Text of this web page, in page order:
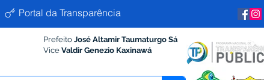
Portal da Transparência
Prefeito José Altamir Taumaturgo Sá
Vice Valdir Genezio Kaxinawá